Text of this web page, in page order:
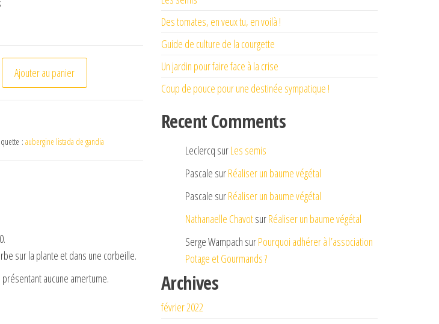
Listada de Gandia
Ajouter au panier
: aubergine listada de gandia
sur la plante et dans une corbeille.
aucune amertume.
Des tomates, en veux tu, en voilà !
Guide de culture de la courgette
Un jardin pour faire face à la crise
Coup de pouce pour une destinée sympatique !
Recent Comments
Leclercq surLes semis
Pascale surRéaliser un baume végétal
Pascale surRéaliser un baume végétal
Nathanaelle ChavotsurRéaliser un baume végétal
Serge Wampach surPourquoi adhérer à l’association
Potage et Gourmands ?
Archives
février 2022